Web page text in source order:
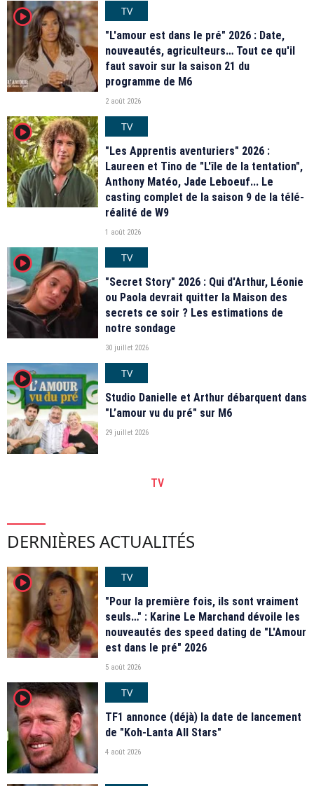
player2
TV
"L'amour est dans le pré" 2026 : Date,
nouveautés, agriculteurs… Tout ce qu'il
faut savoir sur la saison 21 du
programme de M6
2 août 2026
player2
TV
"Les Apprentis aventuriers" 2026 :
Laureen et Tino de "L'île de la tentation",
Anthony Matéo, Jade Leboeuf... Le
casting complet de la saison 9 de la télé-
réalité de W9
1 août 2026
player2
TV
"Secret Story" 2026 : Qui d'Arthur, Léonie
ou Paola devrait quitter la Maison des
secrets ce soir ? Les estimations de
notre sondage
30 juillet 2026
player2
TV
Studio Danielle et Arthur débarquent dans
"L’amour vu du pré" sur M6
29 juillet 2026
TV
DERNIÈRES ACTUALITÉS
player2
TV
"Pour la première fois, ils sont vraiment
seuls…" : Karine Le Marchand dévoile les
nouveautés des speed dating de "L'Amour
est dans le pré" 2026
5 août 2026
player2
TV
TF1 annonce (déjà) la date de lancement
de "Koh-Lanta All Stars"
4 août 2026